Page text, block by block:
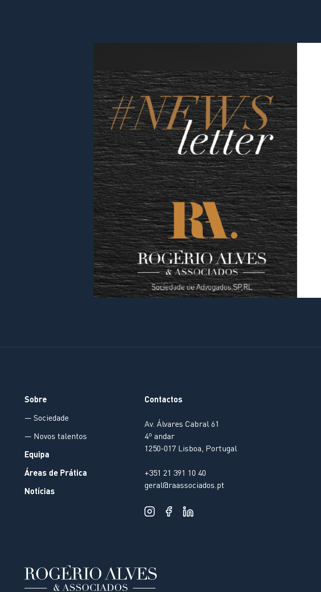
Sobre
— Sociedade
— Novos talentos
Equipa
Áreas de Prática
Notícias
Contactos
Av. Álvares Cabral 61
4º andar
1250-017 Lisboa, Portugal
+351 21 391 10 40
geral@raassociados.pt
Política de Privacidade